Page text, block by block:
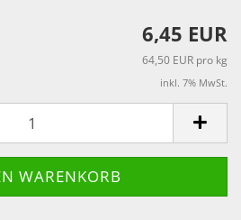
6,45 EUR
64,50 EUR pro kg
inkl. 7% MwSt.